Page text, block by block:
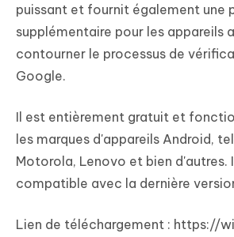
puissant et fournit également une
supplémentaire pour les appareils
contourner le processus de
Google.
Il est entièrement gratuit et
les marques d'appareils Android,
Motorola, Lenovo et bien d'autres.
compatible avec la dernière
Lien de téléchargement : https://